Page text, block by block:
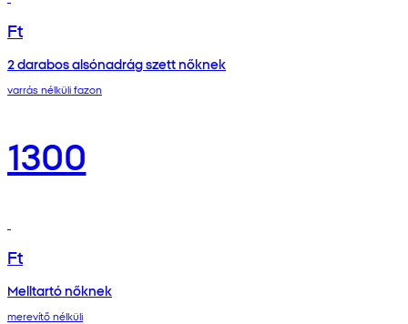
Ft
2 darabos alsónadrág szett nőknek
varrás nélküli fazon
1300
Ft
Melltartó nőknek
merevítő nélküli